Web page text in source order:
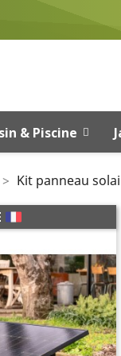
& Piscine
Kit panneau